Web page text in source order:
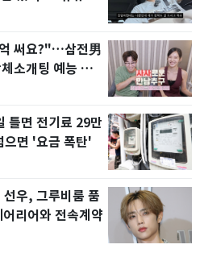
써요?"…삼전男
소개팅 예능 화
틀면 전기료 29만
면 '요금 폭탄'
우, 그루비룸 품
리어와 전속계약